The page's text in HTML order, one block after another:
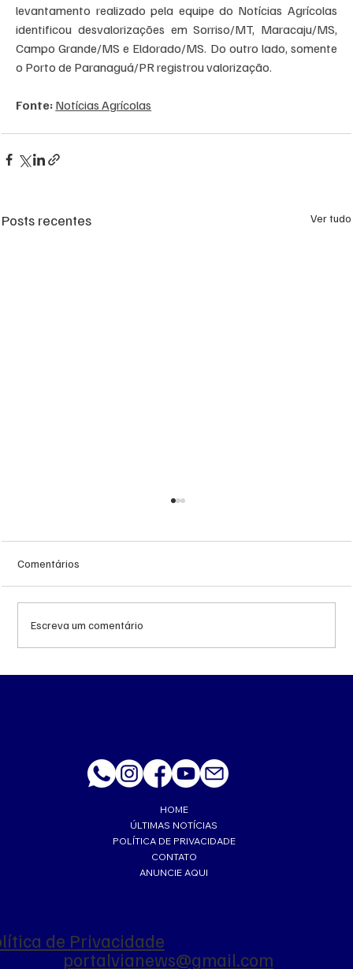
levantamento realizado pela equipe do Notícias Agrícolas
identificou desvalorizações em Sorriso/MT, Maracaju/MS,
Campo Grande/MS e Eldorado/MS. Do outro lado, somente
o Porto de Paranaguá/PR registrou valorização.
Fonte: Notícias Agrícolas
Posts recentes Ver tudo
Comentários
Escreva um comentário
HOME
ÚLTIMAS NOTÍCIAS
POLÍTICA DE PRIVACIDADE
CONTATO
ANUNCIE AQUI
de Privacidade
portalvianews@gmail.com